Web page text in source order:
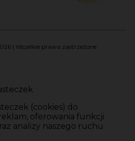
| Wszelkie prawa zastrzeżone
(cookies) do
oferowania funkcji
analizy naszego ruchu